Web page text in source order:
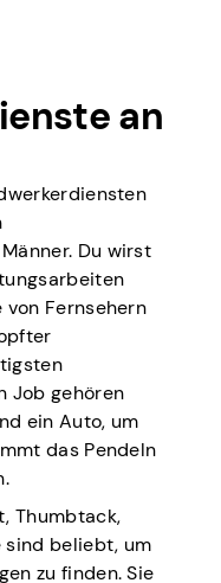
an
Du wirst
Fernsehern
Job gehören
ein Auto, um
das Pendeln
Thumbtack,
sind beliebt, um
zu finden. Sie